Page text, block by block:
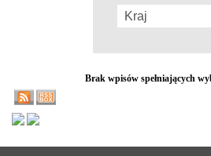
Brak wpisów spełniających